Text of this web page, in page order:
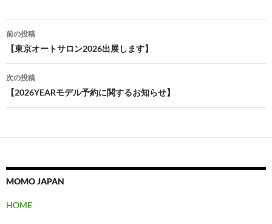
投
稿
ナ
ビ
ー
ョ
ン
前の投稿
【東京オートサロン2026出展します】
次の投稿
【2026YEARモデル予約に関するお知らせ】
MOMO JAPAN
HOME